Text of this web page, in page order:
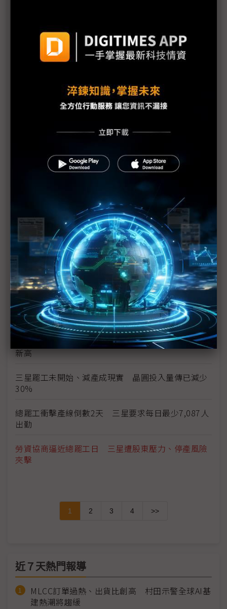
評析：三星罷工危機解除後 高額獎金未能撫平深層
三星工會醞釀「總罷工」反覆拉扯 DRAM、NAND
三星史上頭一遭補償方案協議 半導體員工年終分紅
上看6億韓元
三星勞資僵局最後一刻驚險達成協議 總罷工暫緩執
三星總罷工危機 南韓勞動部長親自出面調解
勞資談判破局 三星工會5月21日展開總罷工
獎金釀罷工前夕 三星1Q26薪資出爐、年增25%創
新高
三星罷工未開始、減產成現實 晶圓投入量傳已減少
30%
總罷工衝擊產線倒數2天 三星要求每日最少7,087人
出勤
勞資協商逼近總罷工日 三星遭股東壓力、停產風險
夾擊
1 2 3 4 >>
近７天熱門報導
MLCC訂單過熱、出貨比創高 村田示警全球AI基
建熱潮將趨緩